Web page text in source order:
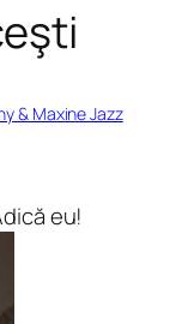
& Maxine Jazz
eu!